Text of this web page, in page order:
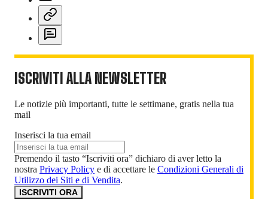
ISCRIVITI ALLA NEWSLETTER
Le notizie più importanti, tutte le settimane, gratis nella tua
mail
Inserisci la tua email
Premendo il tasto “Iscriviti ora” dichiaro di aver letto la
nostra Privacy Policy e di accettare le Condizioni Generali di
Utilizzo dei Siti e di Vendita.
ISCRIVITI ORA